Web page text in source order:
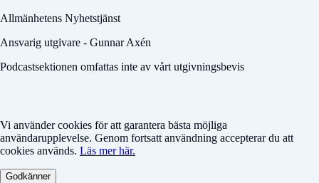
Allmänhetens Nyhetstjänst
Ansvarig utgivare - Gunnar Axén
Podcastsektionen omfattas inte av vårt utgivningsbevis
Vi använder cookies för att garantera bästa möjliga
användarupplevelse. Genom fortsatt användning accepterar du att
cookies används. Läs mer här.
Godkänner